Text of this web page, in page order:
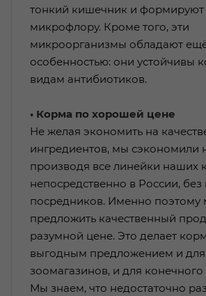
тонкий кишечник и формируют
микрофлору. Кроме того, эти
микроорганизмы обладают
особенностью: они устойчивы
видам антибиотиков.
• Корма по хорошей цене
Не желая экономить на
ингредиентов, мы сэкономили
производя все линейки наших
непосредственно в России, без
посредников. Именно
предложить качественный
разумной цене. Это делает
выгодным предложением и для
зоомагазинов, и для конечного
Мы знаем, что недостаточно